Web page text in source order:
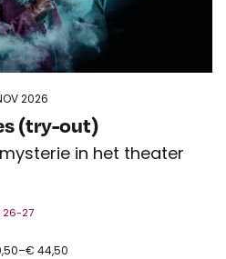
(try-out)
in het theater
2026
26-27
44,50